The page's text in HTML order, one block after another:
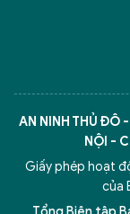
AN NINH THỦ ĐÔ
NỘI -
Giấy phép hoạt
của